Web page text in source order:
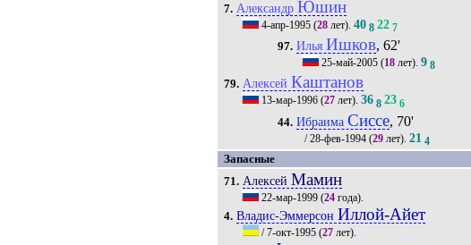
7. Александр Юшин
4-апр-1995 (28 лет).40 8 22 7
97. Илья Ишков, 62'
25-май-2005(18лет). 9 8
79. АлексейКаштанов
13-мар-1996 (27 лет).36 8 23 6
44. ИбраимаСиссе, 70'
/ 28-фев-1994(29лет). 21 4
Запасные
71. Алексей Мамин
22-мар-1999 (24 года).
4. Владис-Эммерсон Иллой-Айет
/ 7-окт-1995 (27 лет).